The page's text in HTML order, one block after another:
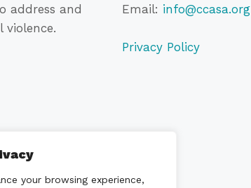
your browsing experience,
address and
violence.
Email: info@ccasa.org
Privacy Policy